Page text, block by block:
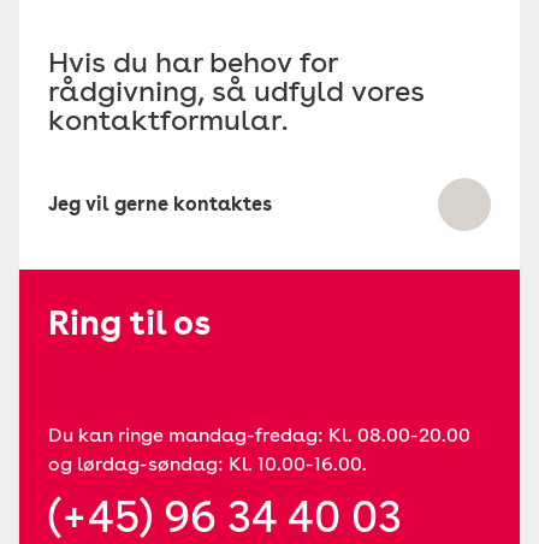
Hvis du har behov for
rådgivning, så udfyld vores
kontaktformular.
Jeg vil gerne kontaktes
Ring til os
Du kan ringe mandag-fredag: Kl. 08.00-20.00
og lørdag-søndag: Kl. 10.00-16.00.
(+45) 96 34 40 03